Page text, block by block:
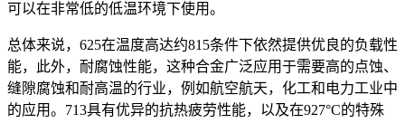
可以在非常低的低温环境下使用。
总体来说，625在温度高达约815条件下依然提供优良的负载性
能，此外，耐腐蚀性能，这种合金广泛应用于需要高的点蚀、
缝隙腐蚀和耐高温的行业，例如航空航天，化工和电力工业中
的应用。713具有优异的抗热疲劳性能，以及在927°C的特殊